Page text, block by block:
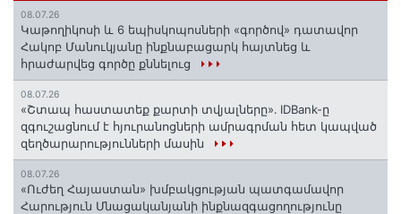
08.07.26
️Կաթողիկոսի և 6 եպիսկոպոսների «գործով» դատավոր
Հակոբ Մանուկյանը ինքնաբացարկ հայտնեց և
հրաժարվեց գործը քննելուց
08.07.26
«Շտապ հաստատեք քարտի տվյալները»․ IDBank-ը
զգուշացնում է հյուրանոցների ամրագրման հետ կապված
զեղծարարությունների մասին
08.07.26
«Ուժեղ Հայաստան» խմբակցության պատգամավոր
Հարություն Մնացականյանի ինքնազգացողությունը